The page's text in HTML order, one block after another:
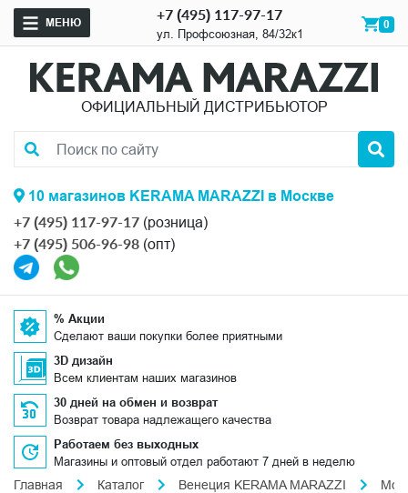
МЕНЮ +7 (495) 117-97-17
ул. Профсоюзная, 84/32к1
0
ОФИЦИАЛЬНЫЙ ДИСТРИБЬЮТОР
10 магазинов KERAMA MARAZZI в Москве
+7 (495) 117-97-17 (розница)
+7 (495) 506-96-98 (опт)
% Акции
Сделают ваши покупки более приятными
3D дизайн
Всем клиентам наших магазинов
30 дней на обмен и возврат
Возврат товара надлежащего качества
Работаем без выходных
Магазины и оптовый отдел работают 7 дней в неделю
Главная
Каталог Венеция KERAMA MARAZZI